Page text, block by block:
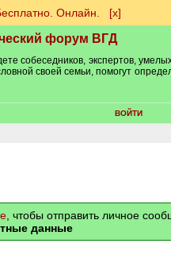
Онлайн. [х]
форум ВГД
собеседников, экспертов,
своей семьи, помогут
ВОЙТИ
, чтобы отправить личное
данные